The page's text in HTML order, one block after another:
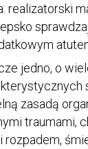
realizatorski
jedno, o
zasadą
traumami,